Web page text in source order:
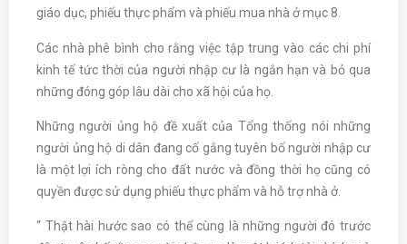
giáo dục, phiếu thực phẩm và phiếu mua nhà ở mục 8.
Các nhà phê bình cho rằng việc tập trung vào các chi phí
kinh tế tức thời của người nhập cư là ngắn hạn và bỏ qua
những đóng góp lâu dài cho xã hội của họ.
Những người ủng hộ đề xuất của Tổng thống nói những
người ủng hộ di dân đang cố gắng tuyên bố người nhập cư
là một lợi ích ròng cho đất nước và đồng thời họ cũng có
quyền được sử dụng phiếu thực phẩm và hỗ trợ nhà ở.
“ Thật hài hước sao có thể cùng là những người đó trước